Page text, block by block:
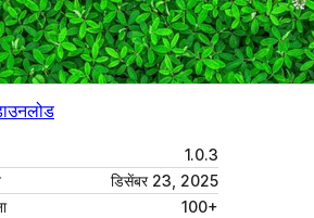
1.0.3
डिसेंबर 23, 2025
100+